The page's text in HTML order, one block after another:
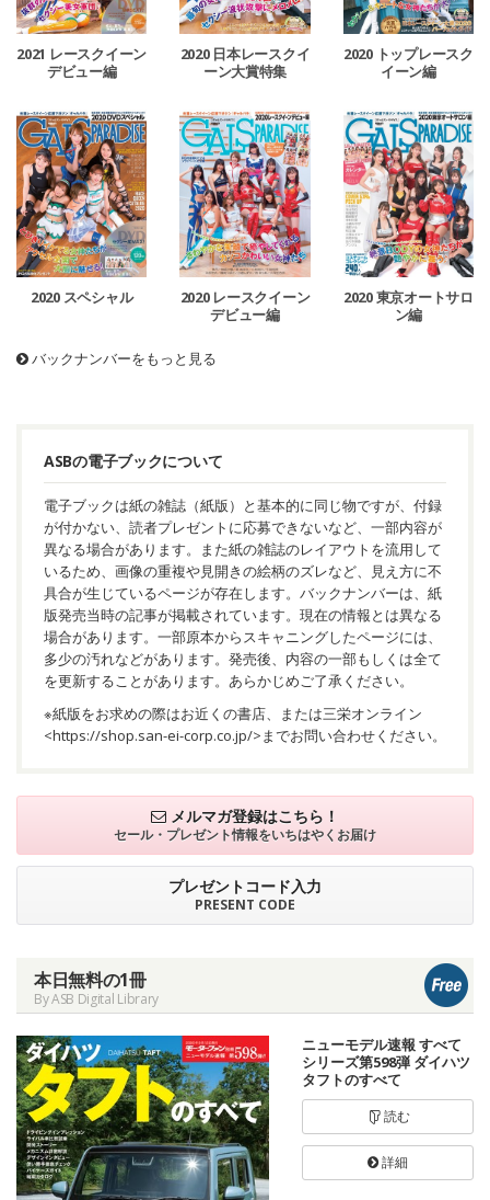
2021 レースクイーン
デビュー編
2020 日本レースクイ
ーン大賞特集
2020 トップレースク
イーン編
2020 スペシャル
2020 レースクイーン
デビュー編
2020 東京オートサロ
ン編
バックナンバーをもっと見る
ASBの電子ブックについて
電子ブックは紙の雑誌（紙版）と基本的に同じ物ですが、付録
が付かない、読者プレゼントに応募できないなど、一部内容が
異なる場合があります。また紙の雑誌のレイアウトを流用して
いるため、画像の重複や見開きの絵柄のズレなど、見え方に不
具合が生じているページが存在します。バックナンバーは、紙
版発売当時の記事が掲載されています。現在の情報とは異なる
場合があります。一部原本からスキャニングしたページには、
多少の汚れなどがあります。発売後、内容の一部もしくは全て
を更新することがあります。あらかじめご了承ください。
※紙版をお求めの際はお近くの書店、または三栄オンライン
<https://shop.san-ei-corp.co.jp/>までお問い合わせください。
メルマガ登録はこちら！
セール・プレゼント情報をいちはやくお届け
プレゼントコード入力
PRESENT CODE
本日無料の1冊
By ASB Digital Library
ニューモデル速報 すべて
シリーズ第598弾 ダイハツ
タフトのすべて
読む
詳細